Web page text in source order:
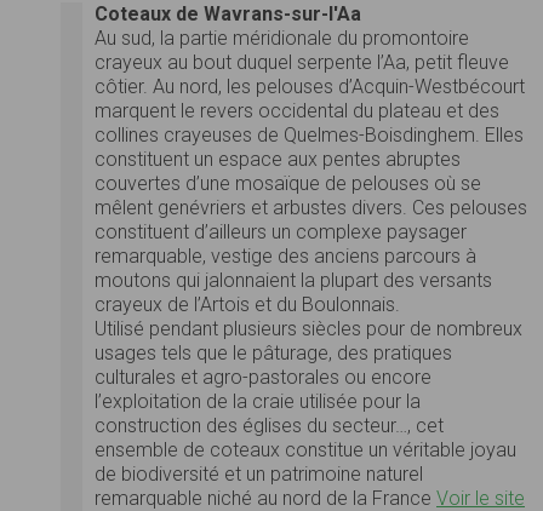
Coteaux de Wavrans-sur-l'Aa
Au sud, la partie méridionale du promontoire
crayeux au bout duquel serpente l’Aa, petit fleuve
côtier. Au nord, les pelouses d’Acquin-Westbécourt
marquent le revers occidental du plateau et des
collines crayeuses de Quelmes-Boisdinghem. Elles
constituent un espace aux pentes abruptes
couvertes d’une mosaïque de pelouses où se
mêlent genévriers et arbustes divers. Ces pelouses
constituent d’ailleurs un complexe paysager
remarquable, vestige des anciens parcours à
moutons qui jalonnaient la plupart des versants
crayeux de l’Artois et du Boulonnais.
Utilisé pendant plusieurs siècles pour de nombreux
usages tels que le pâturage, des pratiques
culturales et agro-pastorales ou encore
l’exploitation de la craie utilisée pour la
construction des églises du secteur…, cet
ensemble de coteaux constitue un véritable joyau
de biodiversité et un patrimoine naturel
remarquable niché au nord de la France Voir le site